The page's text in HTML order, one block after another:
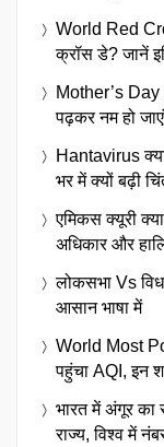
World Red
क्रॉस डे? जानें
Mother’s Day
पढ़कर नम हो
Hantavirus
भर में क्यों बढ़ी
एमिकस क्यूरी
अधिकार और
लोकसभा Vs
आसान भाषा में
World Most
पहुंचा AQI, इन
भारत में अंगूर का
राज्य, विश्व में